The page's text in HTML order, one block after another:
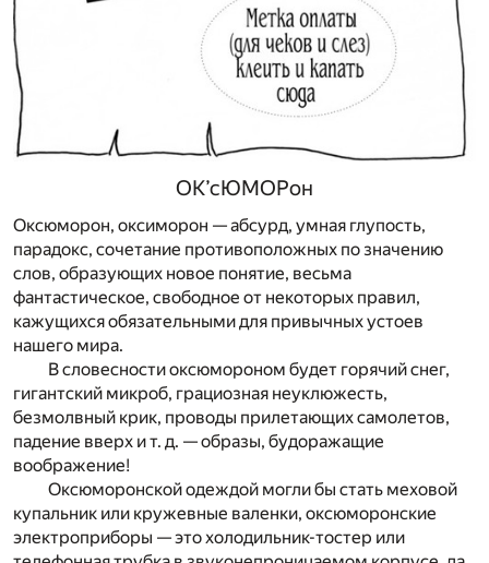
ОК’сЮМОРон
Оксюморон, оксиморон — абсурд, умная глупость,
парадокс, сочетание противоположных по значению
слов, образующих новое понятие, весьма
фантастическое, свободное от некоторых правил,
кажущихся обязательными для привычных устоев
нашего мира.
В словесности оксюмороном будет горячий снег,
гигантский микроб, грациозная неуклюжесть,
безмолвный крик, проводы прилетающих самолетов,
падение вверх и т. д. — образы, будоражащие
воображение!
Оксюморонской одеждой могли бы стать меховой
купальник или кружевные валенки, оксюморонские
электроприборы — это холодильник-тостер или